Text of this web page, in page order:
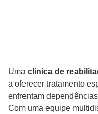
Uma clínica de
a oferecer tratamento
enfrentam
Com uma equipe